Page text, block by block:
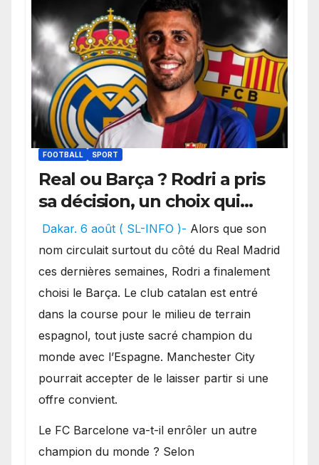
FOOTBALL SPORT
Real ou Barça ? Rodri a pris
sa décision, un choix qui
pourrait faire grand bruit
sur le marché des
transferts.
Dakar. 6 août ( SL-INFO )- Alors que son
nom circulait surtout du côté du Real Madrid
ces dernières semaines, Rodri a finalement
choisi le Barça. Le club catalan est entré
dans la course pour le milieu de terrain
espagnol, tout juste sacré champion du
monde avec l’Espagne. Manchester City
pourrait accepter de le laisser partir si une
offre convient.
​Le FC Barcelone va-t-il enrôler un autre
champion du monde ? Selon